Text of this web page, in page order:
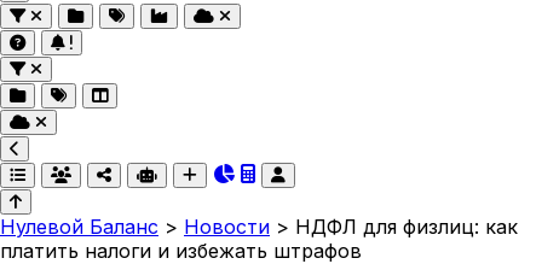
Нулевой Баланс > Новости > НДФЛ для физлиц: как
платить налоги и избежать штрафов